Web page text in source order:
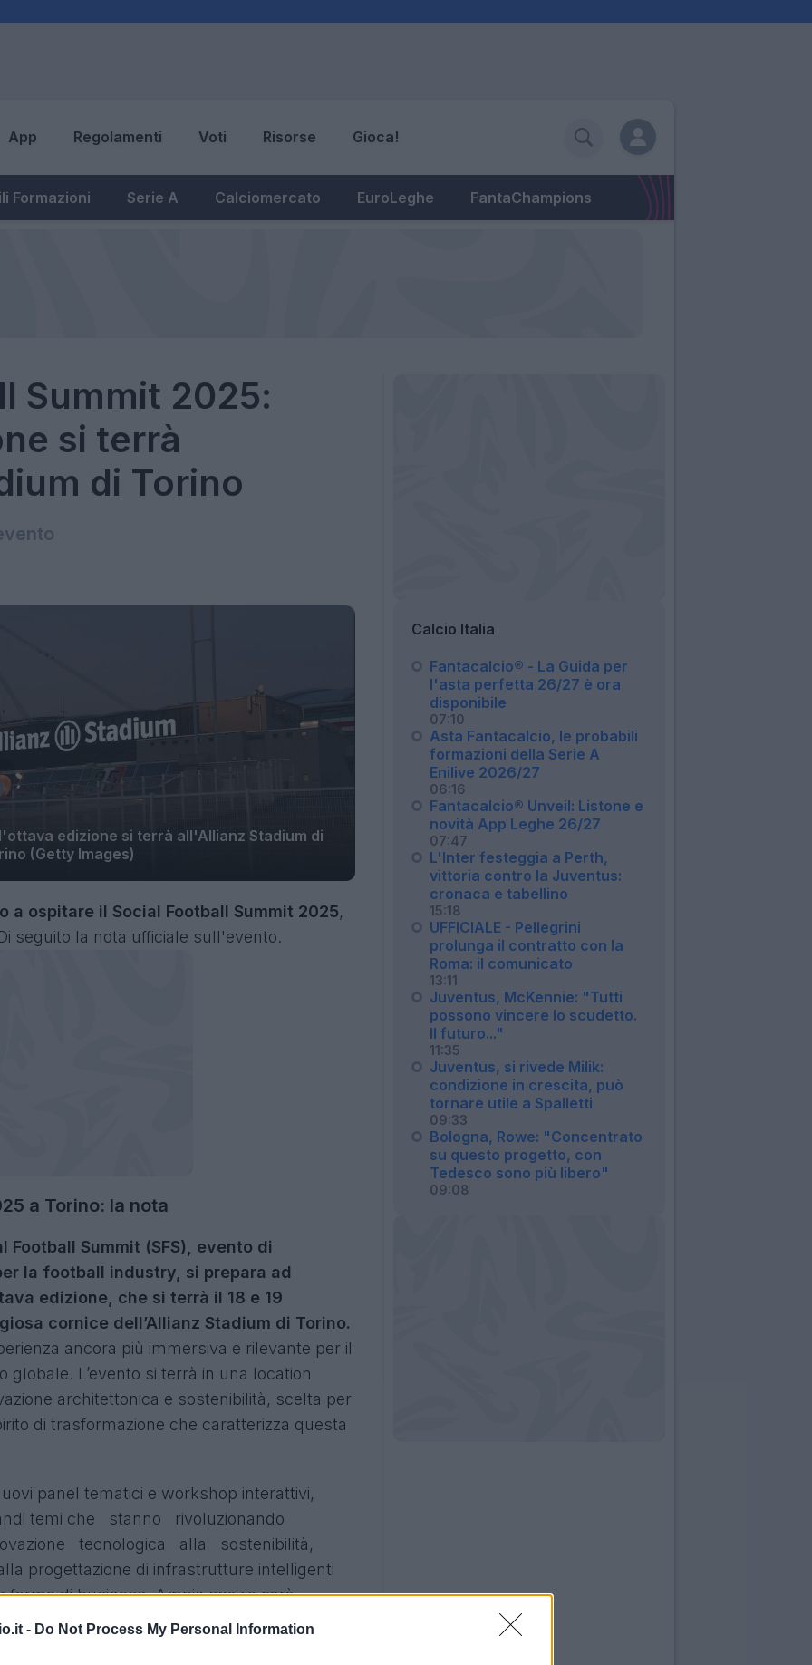
- Do Not Process My Personal Information
App Regolamenti Voti Risorse Gioca!
Formazioni Serie A Calciomercato EuroLeghe FantaChampions
Summit 2025:
si terrà
di Torino
edizione si terrà all'Allianz Stadium di
(Getty Images)
a ospitare il Social Football Summit 2025,
seguito la nota ufficiale sull'evento.
a Torino: la nota
Football Summit (SFS), evento di
la football industry, si prepara ad
edizione, che si terrà il 18 e 19
cornice dell’Allianz Stadium di Torino.
ancora più immersiva e rilevante per il
L’evento si terrà in una location
architettonica e sostenibilità, scelta per
di trasformazione che caratterizza questa
panel tematici e workshop interattivi,
temi che stanno rivoluzionando
tecnologica alla sostenibilità,
progettazione di infrastrutture intelligenti
forme di business. Ampio spazio sarà
calcio in tutte le sue forme, con focus
giovanili, la formazione professionale e
Calcio Italia
Fantacalcio® - La Guida per
l'asta perfetta 26/27 è ora
disponibile
07:10
Asta Fantacalcio, le probabili
formazioni della Serie A
Enilive 2026/27
06:16
Fantacalcio® Unveil: Listone e
novità App Leghe 26/27
07:47
L'Inter festeggia a Perth,
vittoria contro la Juventus:
cronaca e tabellino
15:18
UFFICIALE - Pellegrini
prolunga il contratto con la
Roma: il comunicato
13:11
Juventus, McKennie: "Tutti
possono vincere lo scudetto.
Il futuro..."
11:35
Juventus, si rivede Milik:
condizione in crescita, può
tornare utile a Spalletti
09:33
Bologna, Rowe: "Concentrato
su questo progetto, con
Tedesco sono più libero"
09:08